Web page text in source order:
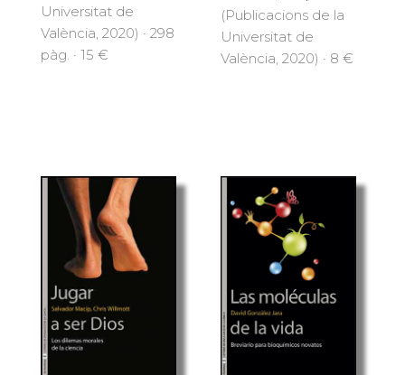
Universitat de
València, 2020) · 298
pàg. · 15 €
(Publicacions de la
Universitat de
València, 2020) · 8 €